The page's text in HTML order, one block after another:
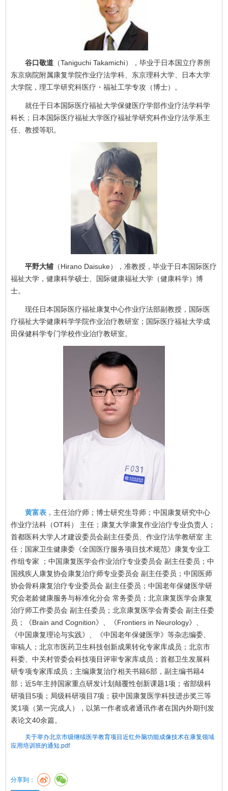
谷口敬道 （Taniguchi Takamichi），毕业于日本国立疗养所
东京病院附属康复学院作业疗法学科、东京理科大学、日本大学
大学院，理工学研究科医疗・福祉工学专攻（博士）。
就任于日本国际医疗福祉大学保健医疗学部作业疗法学科学
科长；日本国际医疗福祉大学医疗福祉学研究科作业疗法学系主
任、教授等职。
平野大辅 （Hirano Daisuke），准教授，毕业于日本国际医疗
福祉大学，健康科学硕士、国际健康福祉大学（健康科学）博
士。
现任日本国际医疗福祉康复中心作业疗法部副教授，国际医
疗福祉大学健康科学学院作业治疗教研室；国际医疗福祉大学成
田保健科学专门学校作业治疗教研室。
黄富表 ，主任治疗师；博士研究生导师；中国康复研究中心
作业疗法科（OT科） 主任；康复大学康复作业治疗专业负责人；
首都医科大学人才建设委员会副主任委员、作业疗法学教研室 主
任；国家卫生健康委《全国医疗服务项目技术规范》康复专业工
作组专家 ；中国康复医学会作业治疗专业委员会 副主任委员；中
国残疾人康复协会康复治疗师专业委员会 副主任委员；中国医师
协会骨科康复治疗专业委员会 副主任委员；中国老年保健医学研
究会老龄健康服务与标准化分会 常务委员；北京康复医学会康复
治疗师工作委员会 副主任委员；北京康复医学会青委会 副主任委
员；《Brain and Cognition》、《Frontiers in Neurology》、
《中国康复理论与实践》、《中国老年保健医学》等杂志编委、
审稿人；北京市医药卫生科技创新成果转化专家库成员；北京市
科委、中关村管委会科技项目评审专家库成员；首都卫生发展科
研专项专家库成员；主编康复治疗相关书籍6部，副主编书籍4
部；近5年主持国家重点研发计划颠覆性创新课题1项；省部级科
研项目5项；局级科研项目7项；获中国康复医学科技进步奖三等
奖1项（第一完成人），以第一作者或者通讯作者在国内外期刊发
表论文40余篇。
关于举办北京市级继续医学教育项目近红外脑功能成像技术在康复领域
应用培训班的通知.pdf
分享到：